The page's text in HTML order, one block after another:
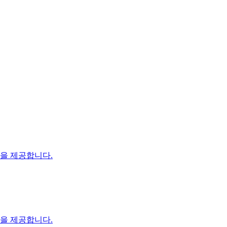
제공합니다.
제공합니다.